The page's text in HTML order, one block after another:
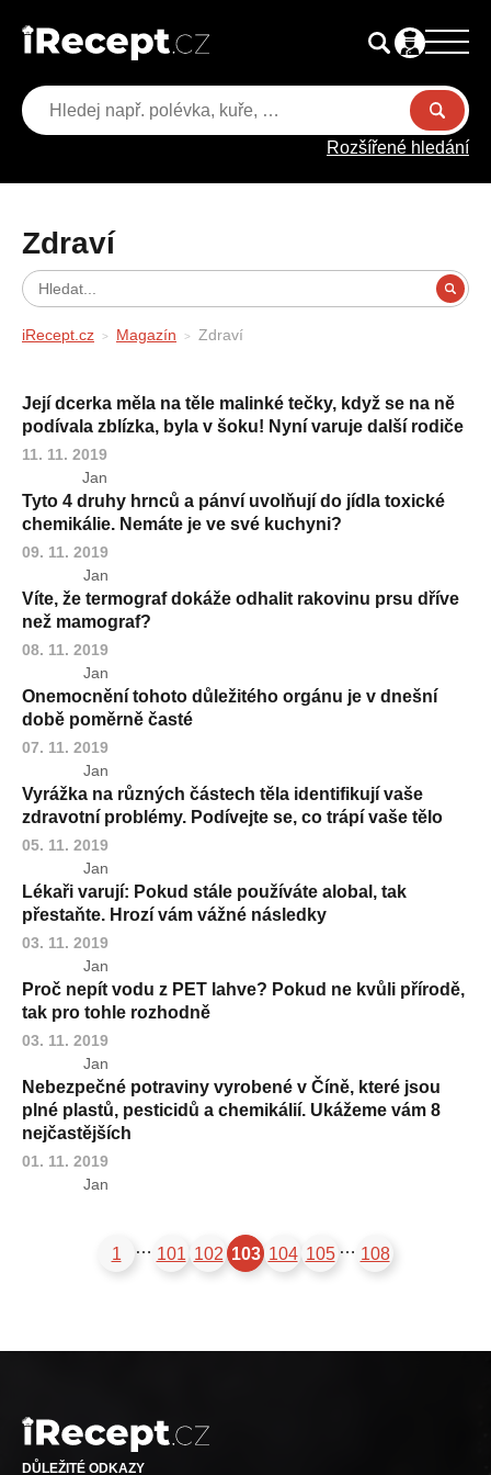
Rozšířené hledání
Zdraví
iRecept.cz Magazín Zdraví
Její dcerka měla na těle malinké tečky, když se na ně
podívala zblízka, byla v šoku! Nyní varuje další rodiče
11. 11. 2019
Jan
Tyto 4 druhy hrnců a pánví uvolňují do jídla toxické
chemikálie. Nemáte je ve své kuchyni?
09. 11. 2019
Jan
Víte, že termograf dokáže odhalit rakovinu prsu dříve
než mamograf?
08. 11. 2019
Jan
Onemocnění tohoto důležitého orgánu je v dnešní
době poměrně časté
07. 11. 2019
Jan
Vyrážka na různých částech těla identifikují vaše
zdravotní problémy. Podívejte se, co trápí vaše tělo
05. 11. 2019
Jan
Lékaři varují: Pokud stále používáte alobal, tak
přestaňte. Hrozí vám vážné následky
03. 11. 2019
Jan
Proč nepít vodu z PET lahve? Pokud ne kvůli přírodě,
tak pro tohle rozhodně
03. 11. 2019
Jan
Nebezpečné potraviny vyrobené v Číně, které jsou
plné plastů, pesticidů a chemikálií. Ukážeme vám 8
nejčastějších
01. 11. 2019
Jan
1 … 101 102 103 104 105 … 108
DŮLEŽITÉ ODKAZY